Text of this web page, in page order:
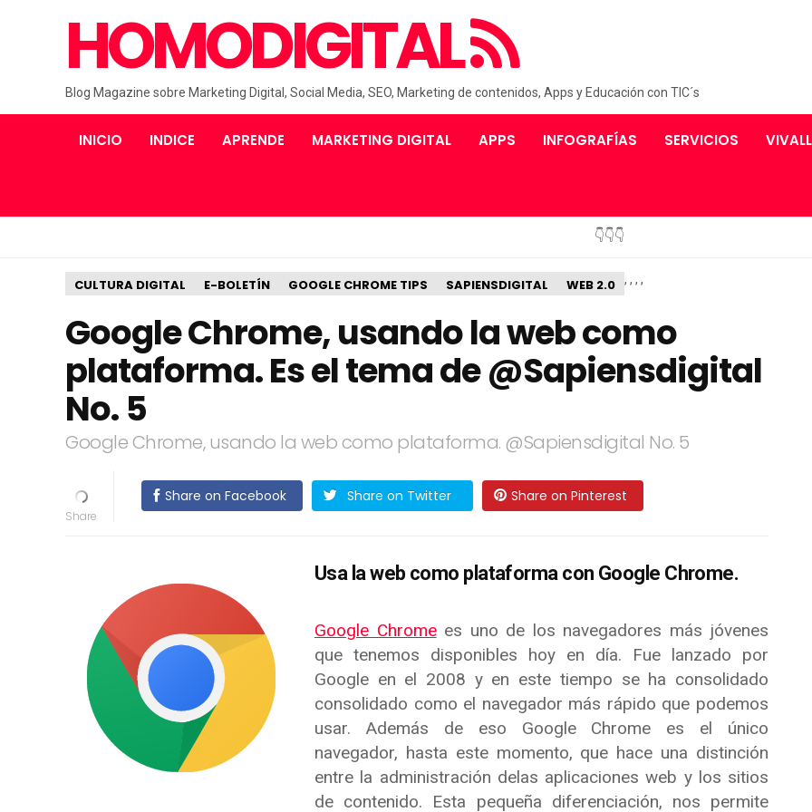
HOMODIGITAL
Blog Magazine sobre Marketing Digital, Social Media, SEO, Marketing de contenidos, Apps y Educación con TIC´s
INICIO INDICE APRENDE MARKETING DIGITAL APPS INFOGRAFÍAS SERVICIOS
👇👇👇
CULTURA DIGITAL ,
E-BOLETÍN ,
GOOGLE CHROME TIPS ,
SAPIENSDIGITAL ,
WEB 2.0
Google Chrome, usando la web como
plataforma. Es el tema de @Sapiensdigital
No. 5
Google Chrome, usando la web como plataforma. @Sapiensdigital No. 5
Share on Facebook Share on Twitter Share on Pinterest
Usa la web como plataforma con Google Chrome.
Google Chromees uno de los navegadores más jóvenes
que tenemos disponibles hoy en día. Fue lanzado por
Google en el 2008 y en este tiempo se ha consolidado
consolidado como el navegador más rápido que podemos
usar. Además de eso Google Chrome es el único
navegador, hasta este momento, que hace una distinción
entre la administración delas aplicaciones web y los sitios
de contenido. Esta pequeña diferenciación, nos permite